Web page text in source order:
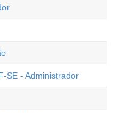
SE - Administrador